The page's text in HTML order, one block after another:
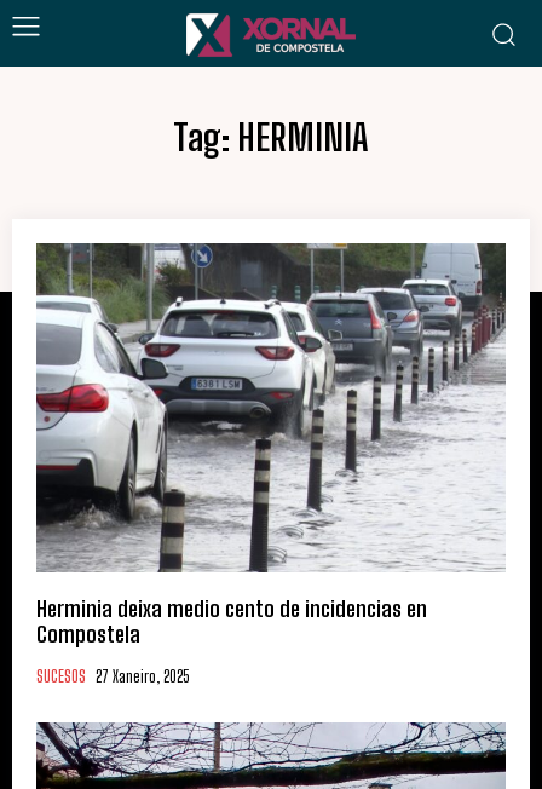
Tag: HERMINIA
Herminia deixa medio cento de incidencias en
Compostela
SUCESOS 27 Xaneiro, 2025